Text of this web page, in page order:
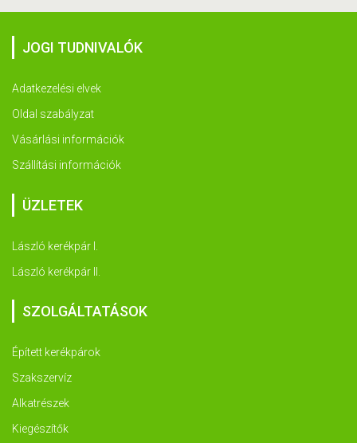
JOGI TUDNIVALÓK
Adatkezelési elvek
Oldal szabályzat
Vásárlási információk
Szállítási információk
ÜZLETEK
László kerékpár I.
László kerékpár II.
SZOLGÁLTATÁSOK
Épített kerékpárok
Szakszervíz
Alkatrészek
Kiegészítők